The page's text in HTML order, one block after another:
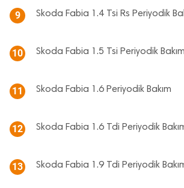
9 Skoda Fabia 1.4 Tsi Rs Periyodik
10 Skoda Fabia 1.5 Tsi Periyodik Bakım
11 Skoda Fabia 1.6 Periyodik Bakım
12 Skoda Fabia 1.6 Tdi Periyodik
13 Skoda Fabia 1.9 Tdi Periyodik